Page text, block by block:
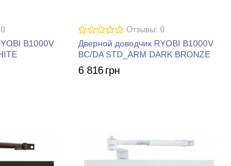
B1000V
Отзывы: 0
Дверной доводчик RYOBI B1000V
BC/DA STD_ARM DARK BRONZE
6 816 грн